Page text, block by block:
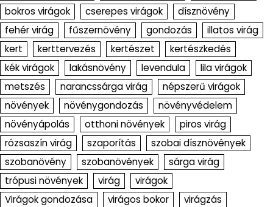
bokros virágok
cserepes virágok
dísznövény
fehér virág
fűszernövény gondozás
illatos virág
kert
kerttervezés kertészet
kertészkedés
kék virágok
lakásnövény levendula
lila virágok
metszés
narancssárga virág
népszerű virágok
növények
növénygondozás
növényvédelem
növényápolás
otthoni növények
piros virág
rózsaszín virág
szaporítás
szobai dísznövények
szobanövény
szobanövények
sárga virág
trópusi növények
virág
virágok
Virágok gondozása
virágos bokor
virágzás